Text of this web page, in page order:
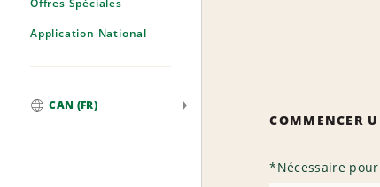
Application National
CAN (FR)
COMMENCER
*Nécessaire